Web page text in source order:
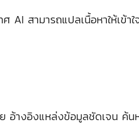
AI สามารถแปลเนื้อหาให้เข้า
อ้างอิงแหล่งข้อมูลชัดเจน ค้